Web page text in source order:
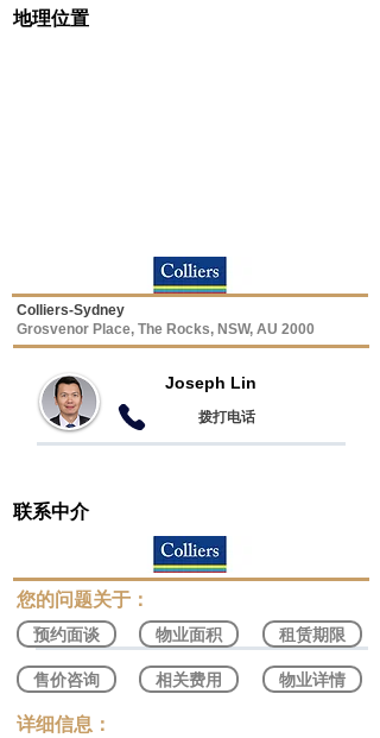
地理位置
Colliers-Sydney
Grosvenor Place, The Rocks, NSW, AU 2000
Joseph Lin
​拨打电话
联系中介
​您的问题关于：
预约面谈
售价咨询
物业面积
相关费用
租赁期限
物业详情
​详细信息：